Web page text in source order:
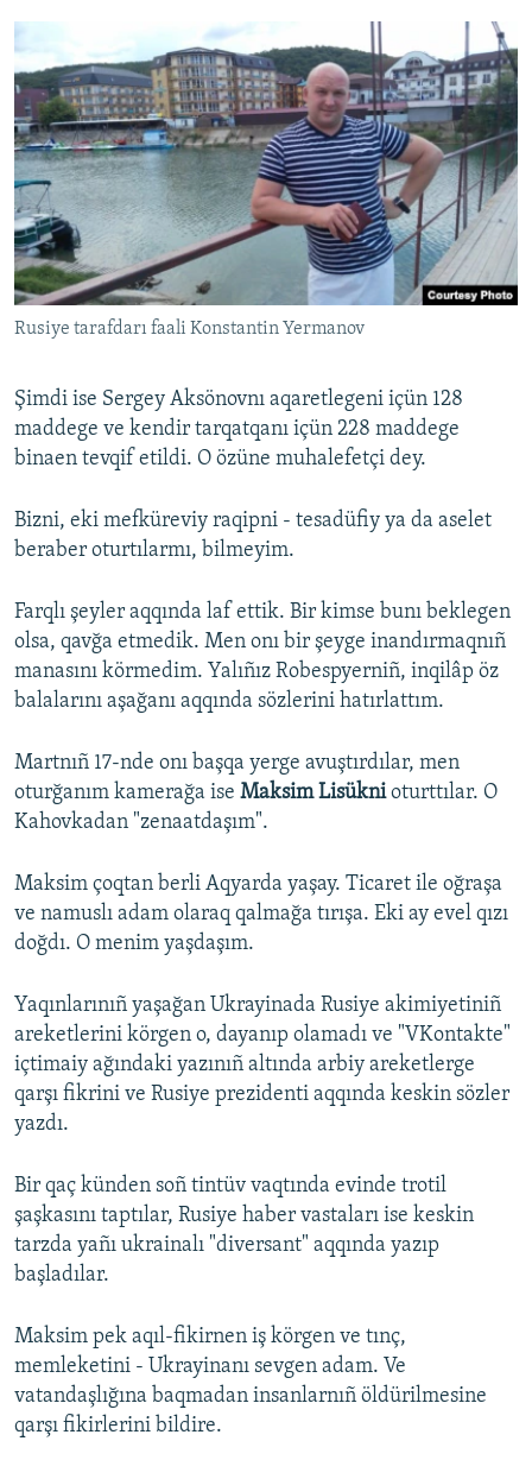
Rusiye tarafdarı faali Konstantin Yermanov
Şimdi ise Sergey Aksönovnı aqaretlegeni içün 128
maddege ve kendir tarqatqanı içün 228 maddege
binaen tevqif etildi. O özüne muhalefetçi dey.
Bizni, eki mefküreviy raqipni - tesadüfiy ya da aselet
beraber oturtılarmı, bilmeyim.
Farqlı şeyler aqqında laf ettik. Bir kimse bunı beklegen
olsa, qavğa etmedik. Men onı bir şeyge inandırmaqnıñ
manasını körmedim. Yalıñız Robespyerniñ, inqilâp öz
balalarını aşağanı aqqında sözlerini hatırlattım.
Martnıñ 17-nde onı başqa yerge avuştırdılar, men
oturğanım kamerağa ise Maksim Lisüknioturttılar. O
Kahovkadan "zenaatdaşım".
Maksim çoqtan berli Aqyarda yaşay. Ticaret ile oğraşa
ve namuslı adam olaraq qalmağa tırışa. Eki ay evel qızı
doğdı. O menim yaşdaşım.
Yaqınlarınıñ yaşağan Ukrayinada Rusiye akimiyetiniñ
areketlerini körgen o, dayanıp olamadı ve "VKontakte"
içtimaiy ağındaki yazınıñ altında arbiy areketlerge
qarşı fikrini ve Rusiye prezidenti aqqında keskin sözler
yazdı.
Bir qaç künden soñ tintüv vaqtında evinde trotil
şaşkasını taptılar, Rusiye haber vastaları ise keskin
tarzda yañı ukrainalı "diversant" aqqında yazıp
başladılar.
Maksim pek aqıl-fikirnen iş körgen ve tınç,
memleketini - Ukrayinanı sevgen adam. Ve
vatandaşlığına baqmadan insanlarnıñ öldürilmesine
qarşı fikirlerini bildire.